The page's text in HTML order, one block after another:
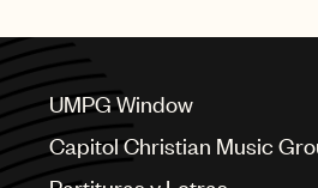
UMPG Window
Capitol Christian Music